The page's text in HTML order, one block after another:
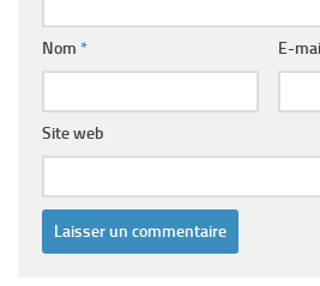
Nom * E-
Site web